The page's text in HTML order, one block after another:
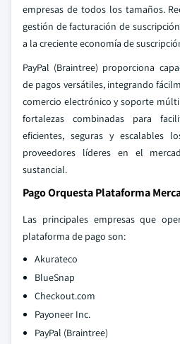
empresas de todos los tamaños.
gestión de facturación de
a la creciente economía de
PayPal (Braintree) proporciona
de pagos versátiles, integrando
comercio electrónico y soporte
fortalezas combinadas para
eficientes, seguras y escalables
proveedores líderes en el
sustancial.
Pago Orquesta Plataforma
Las principales empresas que
plataforma de pago son:
Akurateco
BlueSnap
Checkout.com
Payoneer Inc.
PayPal (Braintree)